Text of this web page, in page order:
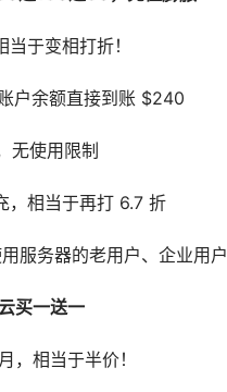
于变相打折！
户余额直接到账 $240
无使用限制
，相当于再打 6.7 折
服务器的老用户、企业用户
买一送一
，相当于半价！